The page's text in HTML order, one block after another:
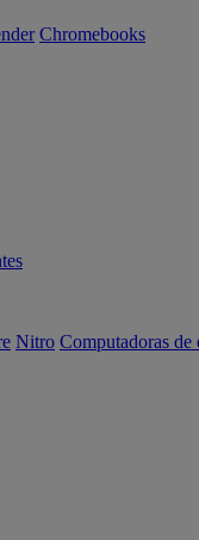
Chromebooks
Nitro Computadoras